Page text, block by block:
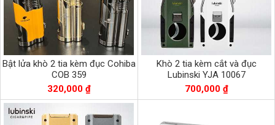
Bật lửa khò 2 tia kèm đục Cohiba
COB 359
320,000 ₫
Khò 2 tia kèm cắt và đục
Lubinski YJA 10067
700,000 ₫